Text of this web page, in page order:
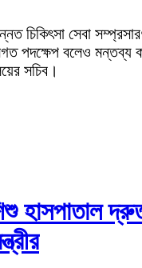
চিকিৎসা সেবা
পদক্ষেপ বলেও মন্তব্য
সচিব।
হাসপাতাল